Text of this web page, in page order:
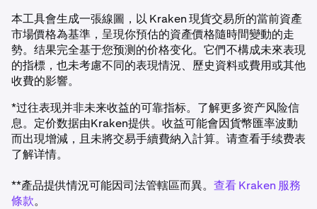
本工具會生成一張線圖，以 Kraken 現貨交易所的當前資產
市場價格為基準，呈現你預估的資產價格隨時間變動的走
勢。结果完全基于您预测的价格变化。它們不構成未來表現
的指標，也未考慮不同的表現情況、歷史資料或費用或其他
收費的影響。
*过往表现并非未来收益的可靠指标。了解更多资产风险信
息。定价数据由Kraken提供。收益可能會因貨幣匯率波動
而出現增減，且未將交易手續費納入計算。请查看手续费表
了解详情。
**產品提供情況可能因司法管轄區而異。 查看 Kraken 服務
條款。